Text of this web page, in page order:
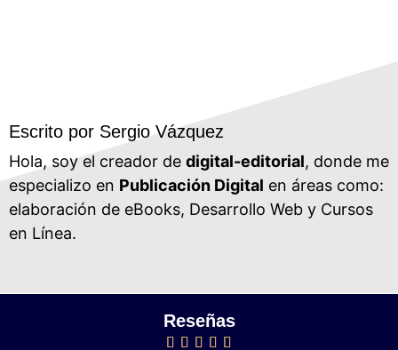
Escrito por Sergio Vázquez
Hola, soy el creador de digital-editorial, donde me
especializo en Publicación Digital en áreas como:
elaboración de eBooks, Desarrollo Web y Cursos
en Línea.
Reseñas